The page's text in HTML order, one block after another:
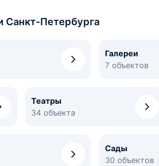
Санкт-Петербурга
Галереи
7 объектов
Театры
34 объекта
Сады
30 объектов